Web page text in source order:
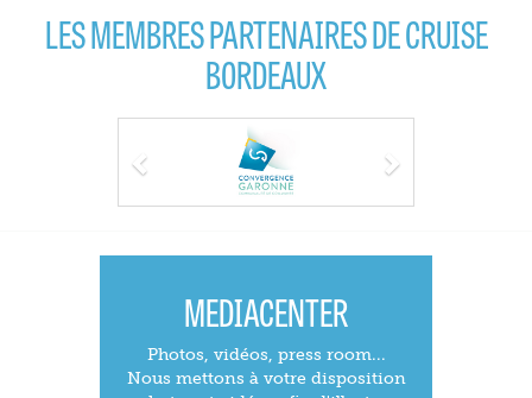
LES MEMBRES PARTENAIRES DE CRUISE
BORDEAUX
MEDIACENTER
Photos, vidéos, press room...
Nous mettons à votre disposition